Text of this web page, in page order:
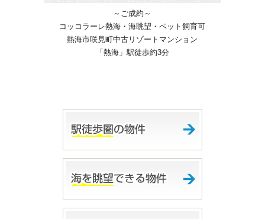
～ご成約～
コッコラーレ熱海・海眺望・ペット飼育可
熱海市咲見町中古リゾートマンション
「熱海」駅徒歩約3分